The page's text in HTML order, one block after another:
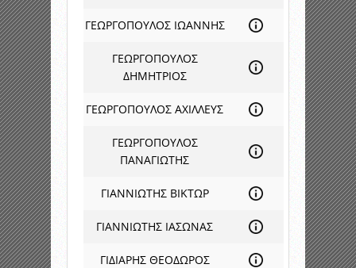
ΓΕΩΡΓΟΠΟΥΛΟΣ ΙΩΑΝΝΗΣ
ΓΕΩΡΓΟΠΟΥΛΟΣ
ΔΗΜΗΤΡΙΟΣ
ΓΕΩΡΓΟΠΟΥΛΟΣ ΑΧΙΛΛΕΥΣ
ΓΕΩΡΓΟΠΟΥΛΟΣ
ΠΑΝΑΓΙΩΤΗΣ
ΓΙΑΝΝΙΩΤΗΣ ΒΙΚΤΩΡ
ΓΙΑΝΝΙΩΤΗΣ ΙΑΣΩΝΑΣ
ΓΙΔΙΑΡΗΣ ΘΕΟΔΩΡΟΣ